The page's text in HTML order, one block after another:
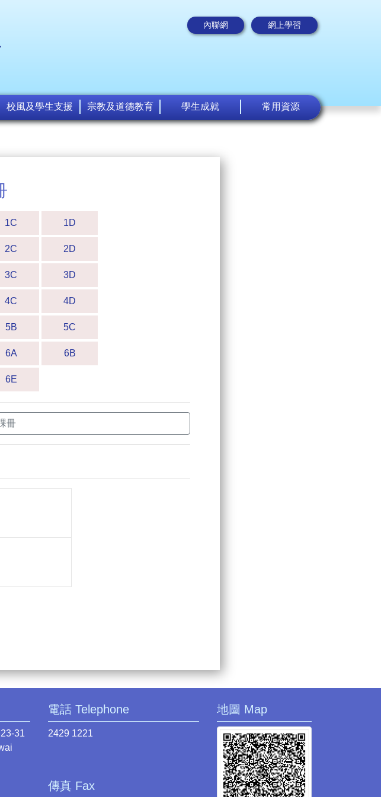
內聯網 網上學習
校風及學生支援 宗教及道德教育 學生成就 常用資源
1C 1D
2C 2D
3C 3D
4C 4D
5B 5C
6A 6B
6E
冊
31
電話 Telephone
2429 1221
傳真 Fax
地圖 Map